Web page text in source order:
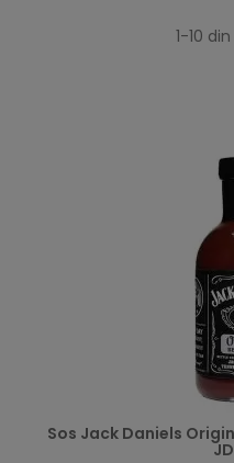
1-10
Sos Jack Daniels